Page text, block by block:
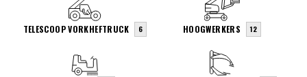
TELESCOOP VORKHEFTRUCK 6 HOOGWERKERS 12